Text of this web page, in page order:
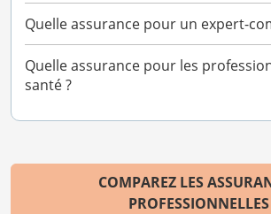
Quelle assurance pour un expert-
Quelle assurance pour les
santé ?
COMPAREZ LES
PROFESSIONNELLES